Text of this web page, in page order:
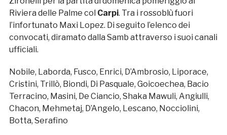
Riviera delle Palme col Carpi. Tra i rossoblù fuori
l’infortunato Maxi Lopez. Di seguito l’elenco dei
convocati, diramato dalla Samb attraverso i suoi canali
ufficiali.
Nobile, Laborda, Fusco, Enrici, D’Ambrosio, Liporace,
Cristini, Trillò, Biondi, Di Pasquale, Goicoechea, Bacio
Terracino, Masini, De Ciancio, Shaka Mawuli, Angiulli,
Chacon, Mehmetaj, D’Angelo, Lescano, Nocciolini,
Botta, Serafino